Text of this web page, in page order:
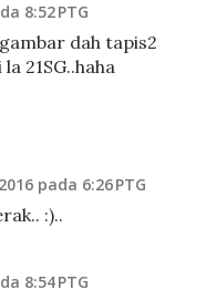
8:52 PTG
dah tapis2
21SG..haha
pada 6:26 PTG
:)..
8:54 PTG